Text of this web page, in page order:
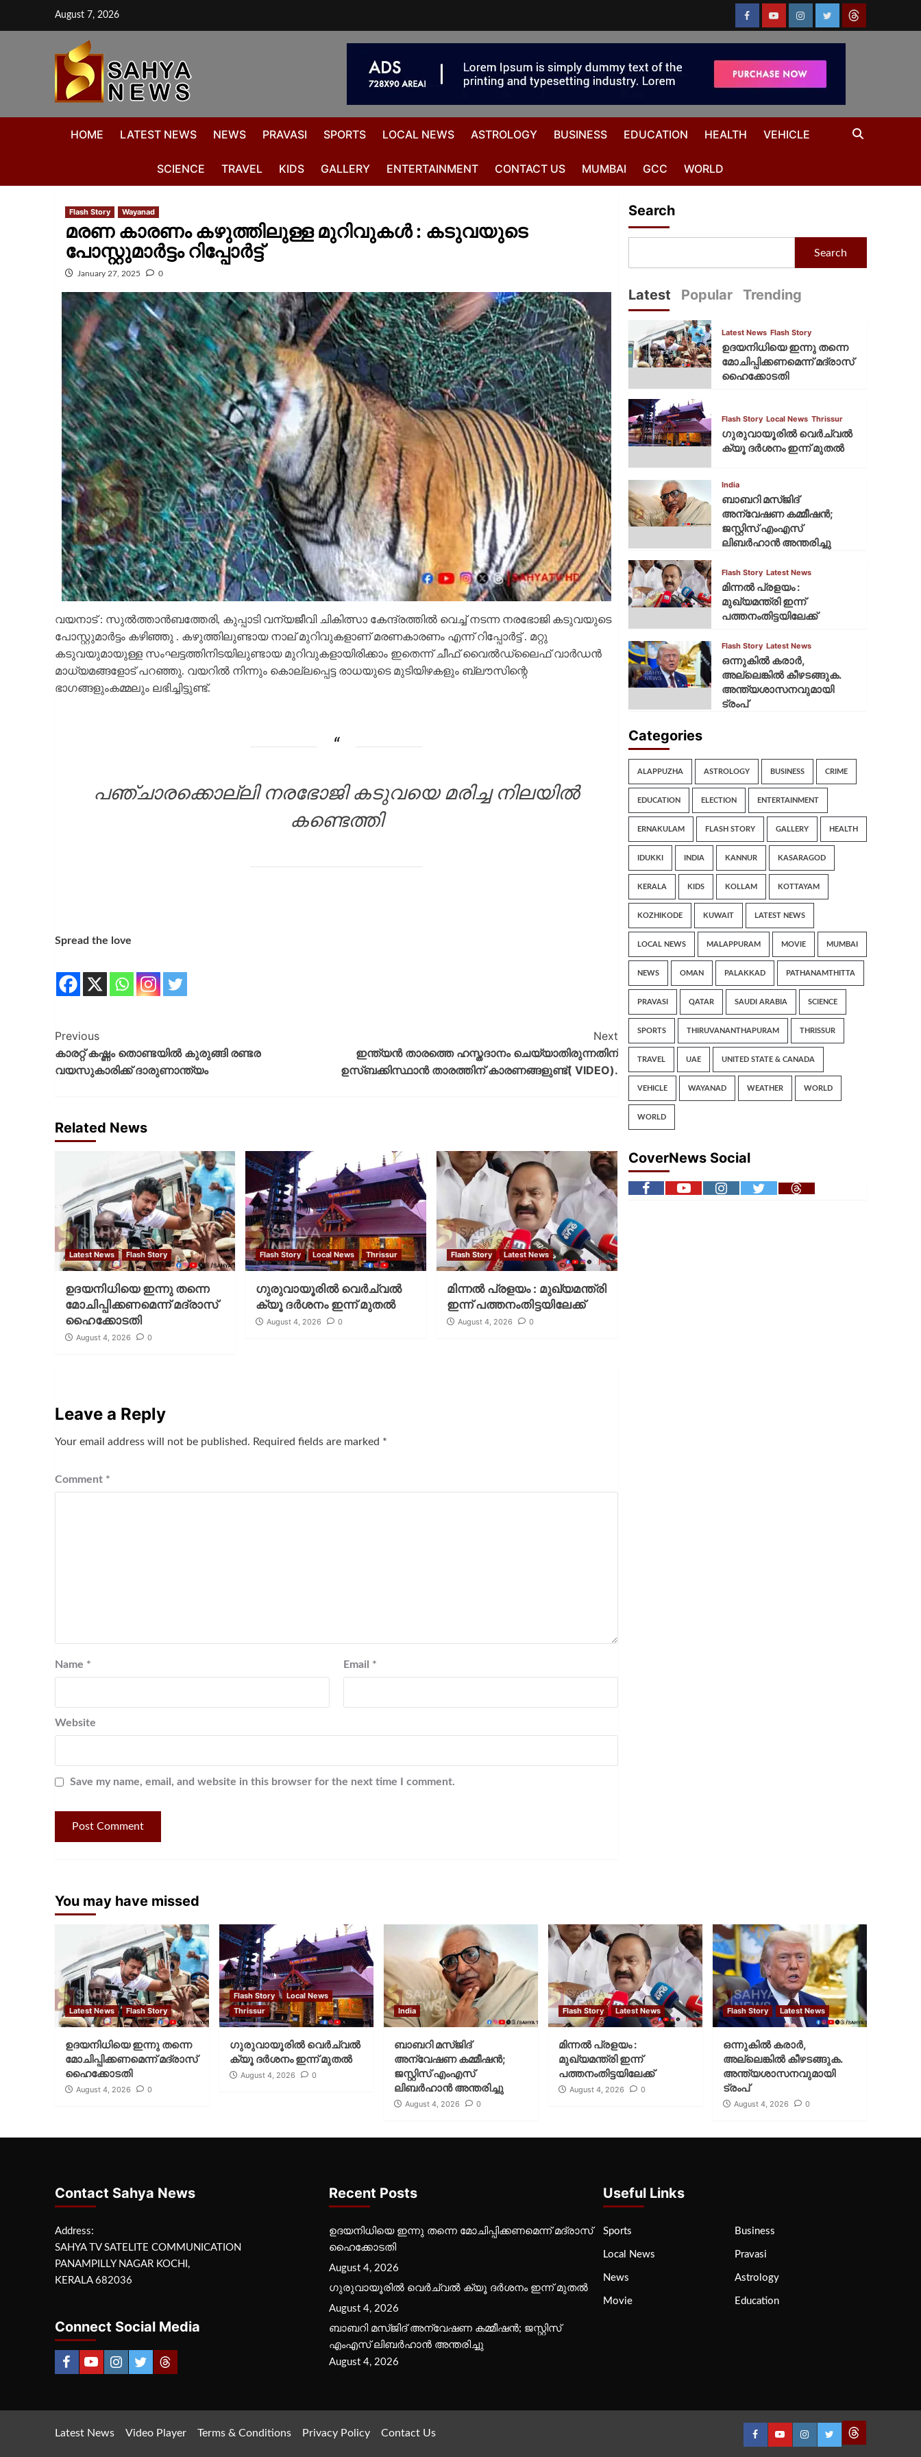
August 7, 2026
HOME LATEST NEWS NEWS PRAVASI SPORTS LOCAL NEWS ASTROLOGY BUSINESS EDUCATION HEALTH VEHICLE
SCIENCE TRAVEL KIDS GALLERY ENTERTAINMENT CONTACT US MUMBAI GCC WORLD
Flash Story Wayanad
മരണ കാരണം കഴുത്തിലുള്ള മുറിവുകൾ : കടുവയുടെ
പോസ്റ്റുമാർട്ടം റിപ്പോർട്ട്
January 27, 2025 0
വയനാട് : സുൽത്താൻബത്തേരി, കുപ്പാടി വന്യജീവി ചികിത്സാ കേന്ദ്രത്തിൽ വെച്ച് നടന്ന നരഭോജി കടുവയുടെ
പോസ്റ്റുമാർട്ടം കഴിഞ്ഞു . കഴുത്തിലുണ്ടായ നാല് മുറിവുകളാണ് മരണകാരണം എന്ന് റിപ്പോർട്ട് . മറ്റു
കടുവയുമായുള്ള സംഘട്ടത്തിനിടയിലുണ്ടായ മുറിവുകളായിരിക്കാം ഇതെന്ന് ചീഫ് വൈൽഡ്‌ലൈഫ് വാർഡൻ
മാധ്യമങ്ങളോട് പറഞ്ഞു. വയറിൽ നിന്നും കൊല്ലപ്പെട്ട രാധയുടെ മുടിയിഴകളും ബ്ലൗസിന്റെ
ഭാഗങ്ങളുംകമ്മലും ലഭിച്ചിട്ടുണ്ട്.
പഞ്ചാരക്കൊല്ലി നരഭോജി കടുവയെ മരിച്ച നിലയിൽ
കണ്ടെത്തി
Spread the love
Previous
കാരറ്റ്‌ കഷ്ണം തൊണ്ടയിൽ കുരുങ്ങി രണ്ടര
വയസുകാരിക്ക് ദാരുണാന്ത്യം
Next
ഇന്ത്യൻ താരത്തെ ഹസ്തദാനം ചെയ്യാതിരുന്നതിന്
ഉസ്ബക്കിസ്ഥാൻ താരത്തിന് കാരണങ്ങളുണ്ട്( VIDEO).
Related News
Latest News Flash Story
ഉദയനിധിയെ ഇന്നു തന്നെ
മോചിപ്പിക്കണമെന്ന് മദ്രാസ്
ഹൈക്കോടതി
August 4, 2026 0
Flash Story Local News Thrissur
ഗുരുവായൂരില്‍ വെര്‍ച്വല്‍
ക്യൂ ദര്‍ശനം ഇന്ന് മുതല്‍
August 4, 2026 0
Flash Story Latest News
മിന്നല്‍ പ്രളയം : മുഖ്യമന്ത്രി
ഇന്ന് പത്തനംതിട്ടയിലേക്ക്
August 4, 2026 0
Leave a Reply
Your email address will not be published. Required fields are marked *
Comment *
Name * Email *
Website
Save my name, email, and website in this browser for the next time I comment.
Search
Search
Latest Popular Trending
Latest News Flash Story
ഉദയനിധിയെ ഇന്നു തന്നെ
മോചിപ്പിക്കണമെന്ന് മദ്രാസ്
ഹൈക്കോടതി
Flash Story Local News Thrissur
ഗുരുവായൂരില്‍ വെര്‍ച്വല്‍
ക്യൂ ദര്‍ശനം ഇന്ന് മുതല്‍
India
ബാബറി മസ്ജിദ്
അന്വേഷണ കമ്മീഷന്‍;
ജസ്റ്റിസ് എംഎസ്
ലിബര്‍ഹാന്‍ അന്തരിച്ചു
Flash Story Latest News
മിന്നല്‍ പ്രളയം :
മുഖ്യമന്ത്രി ഇന്ന്
പത്തനംതിട്ടയിലേക്ക്
Flash Story Latest News
ഒന്നുകില്‍ കരാര്‍,
അല്ലെങ്കില്‍ കീഴടങ്ങുക.
അന്ത്യശാസനവുമായി
ട്രംപ്
Categories
ALAPPUZHA ASTROLOGY BUSINESS CRIME
EDUCATION ELECTION ENTERTAINMENT
ERNAKULAM FLASH STORY GALLERY HEALTH
IDUKKI INDIA KANNUR KASARAGOD
KERALA KIDS KOLLAM KOTTAYAM
KOZHIKODE KUWAIT LATEST NEWS
LOCAL NEWS MALAPPURAM MOVIE MUMBAI
NEWS OMAN PALAKKAD PATHANAMTHITTA
PRAVASI QATAR SAUDI ARABIA SCIENCE
SPORTS THIRUVANANTHAPURAM THRISSUR
TRAVEL UAE UNITED STATE & CANADA
VEHICLE WAYANAD WEATHER WORLD
WORLD
CoverNews Social
You may have missed
Latest News Flash Story
ഉദയനിധിയെ ഇന്നു തന്നെ
മോചിപ്പിക്കണമെന്ന് മദ്രാസ്
ഹൈക്കോടതി
August 4, 2026 0
Flash Story
Local News
Thrissur
ഗുരുവായൂരില്‍ വെര്‍ച്വല്‍
ക്യൂ ദര്‍ശനം ഇന്ന് മുതല്‍
August 4, 2026 0
India
ബാബറി മസ്ജിദ്
അന്വേഷണ കമ്മീഷന്‍;
ജസ്റ്റിസ് എംഎസ്
ലിബര്‍ഹാന്‍ അന്തരിച്ചു
August 4, 2026 0
Flash Story Latest News
മിന്നല്‍ പ്രളയം :
മുഖ്യമന്ത്രി ഇന്ന്
പത്തനംതിട്ടയിലേക്ക്
August 4, 2026 0
Flash Story Latest News
ഒന്നുകില്‍ കരാര്‍,
അല്ലെങ്കില്‍ കീഴടങ്ങുക.
അന്ത്യശാസനവുമായി
ട്രംപ്
August 4, 2026 0
Contact Sahya News
Address:
SAHYA TV SATELITE COMMUNICATION
PANAMPILLY NAGAR KOCHI,
KERALA 682036
Connect Social Media
Recent Posts
ഉദയനിധിയെ ഇന്നു തന്നെ മോചിപ്പിക്കണമെന്ന് മദ്രാസ്
ഹൈക്കോടതി
August 4, 2026
ഗുരുവായൂരില്‍ വെര്‍ച്വല്‍ ക്യൂ ദര്‍ശനം ഇന്ന് മുതല്‍
August 4, 2026
ബാബറി മസ്ജിദ് അന്വേഷണ കമ്മീഷന്‍; ജസ്റ്റിസ്
എംഎസ് ലിബര്‍ഹാന്‍ അന്തരിച്ചു
August 4, 2026
Useful Links
Sports Business
Local News Pravasi
News Astrology
Movie Education
Latest News Video Player Terms & Conditions Privacy Policy Contact Us